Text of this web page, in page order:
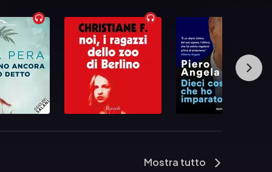
Mostra tutto